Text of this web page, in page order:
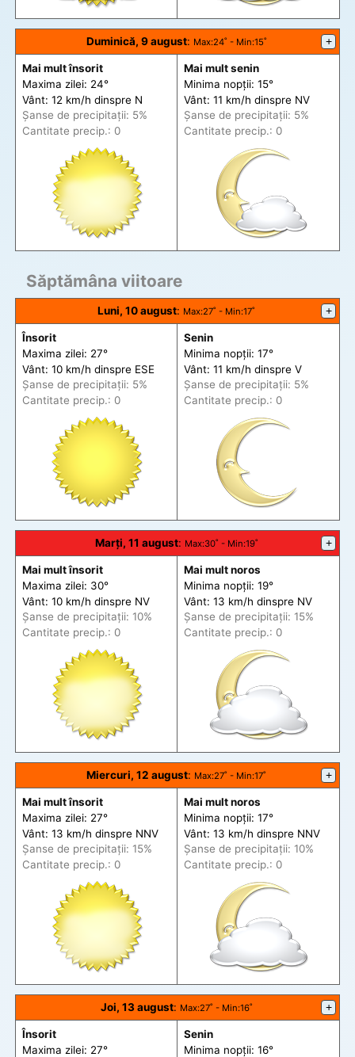
Duminică, 9 august: Max:24˚ - Min:15˚ +
Mai mult însorit
Maxima zilei: 24°
Vânt: 12 km/h dinspre N
Șanse de precipitații: 5%
Cantitate precip.: 0
Mai mult senin
Minima nopții: 15°
Vânt: 11 km/h dinspre NV
Șanse de precipitații: 5%
Cantitate precip.: 0
Săptămâna viitoare
Luni, 10 august: Max:27˚ - Min:17˚ +
Însorit
Maxima zilei: 27°
Vânt: 10 km/h dinspre ESE
Șanse de precipitații: 5%
Cantitate precip.: 0
Senin
Minima nopții: 17°
Vânt: 11 km/h dinspre V
Șanse de precipitații: 5%
Cantitate precip.: 0
Marți, 11 august: Max:30˚ - Min:19˚ +
Mai mult însorit
Maxima zilei: 30°
Vânt: 10 km/h dinspre NV
Șanse de precipitații: 10%
Cantitate precip.: 0
Mai mult noros
Minima nopții: 19°
Vânt: 13 km/h dinspre NV
Șanse de precipitații: 15%
Cantitate precip.: 0
Miercuri, 12 august: Max:27˚ - Min:17˚ +
Mai mult însorit
Maxima zilei: 27°
Vânt: 13 km/h dinspre NNV
Șanse de precipitații: 15%
Cantitate precip.: 0
Mai mult noros
Minima nopții: 17°
Vânt: 13 km/h dinspre NNV
Șanse de precipitații: 10%
Cantitate precip.: 0
Joi, 13 august: Max:27˚ - Min:16˚ +
Însorit
Maxima zilei: 27°
Senin
Minima nopții: 16°